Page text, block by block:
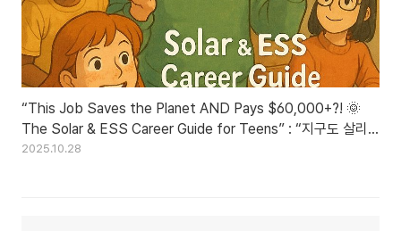
“This Job Saves the Planet AND Pays $60,000+?! 🌞
The Solar & ESS Career Guide for Teens” : “지구도 살리
고 연봉 6천도 간다?! 🌞 중학생·고등학생을 위한 태양광 & ESS
2025.10.28